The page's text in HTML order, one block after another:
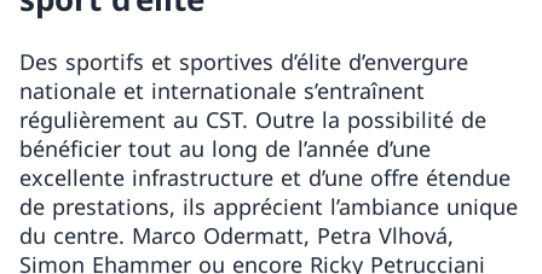
Des sportifs et sportives d’élite d’envergure
nationale et internationale s’entraînent
régulièrement au CST. Outre la possibilité de
bénéficier tout au long de l’année d’une
excellente infrastructure et d’une offre étendue
de prestations, ils apprécient l’ambiance unique
du centre. Marco Odermatt, Petra Vlhová,
Simon Ehammer ou encore Ricky Petrucciani